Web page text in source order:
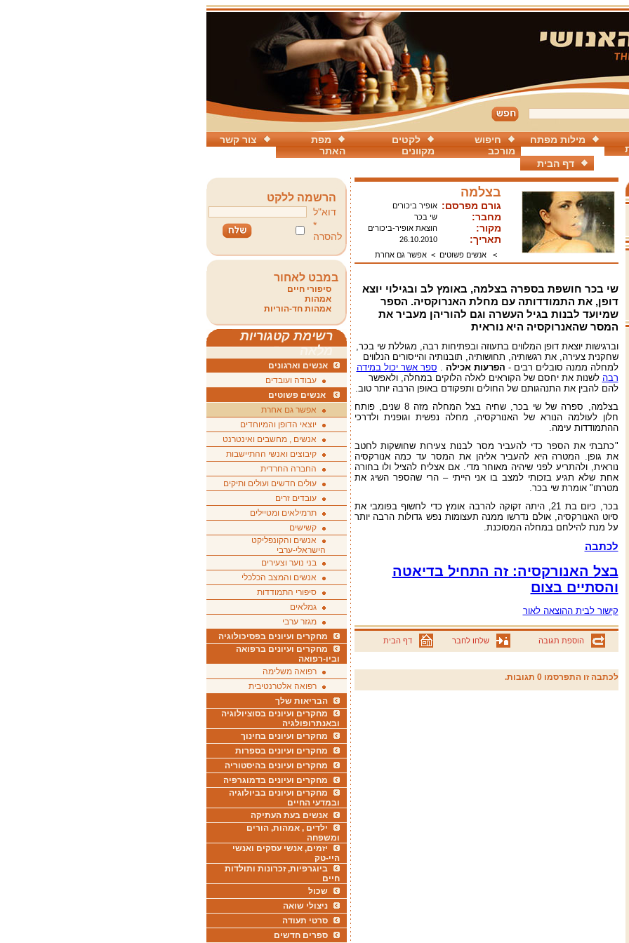
צור קשר
מפת
האתר
לקטים
מקוונים
חיפוש
מורכב
מילות מפתח
דף הבית
בצלמה
גורם מפרסם: אופיר ביכורים
מחבר: שי בכר
מקור: הוצאת אופיר-ביכורים
תאריך:
26.10.2010
>
אנשים פשוטים >אפשר גם אחרת
שי בכר חושפת בספרה בצלמה, באומץ לב ובגילוי יוצא
דופן, את התמודדותה עם מחלת האנרוקסיה. הספר
שמיועד לבנות בגיל העשרה וגם להוריהן מעביר את
המסר שהאנרוקסיה היא נוראית
וברגישות יוצאת דופן המלווים בתעוזה ובפתיחות רבה, מגוללת שי בכר,
שחקנית צעירה, את רגשותיה, תחושותיה, תובנותיה והייסורים הנלווים
למחלה ממנה סובלים רבים - הפרעות אכילה . ספר אשר יכול במידה
רבה לשנות את יחסם של הקוראים לאלה הלוקים במחלה, ולאפשר
להם להבין את התנהגותם של החולים ותפקודם באופן הרבה יותר טוב.
בצלמה, ספרה של שי בכר, שחיה בצל המחלה מזה 8 שנים, פותח
חלון לעולמה הנורא של האנורקסיה, מחלה נפשית וגופנית ולדרכי
ההתמודדות עימה.
"כתבתי את הספר כדי להעביר מסר לבנות צעירות שחושקות לחטב
את גופן. המטרה היא להעביר אליהן את המסר עד כמה אנורקסיה
נוראית, ולהתריע לפני שיהיה מאוחר מדי. אם אצליח להציל ולו בחורה
אחת שלא תגיע בזכותי למצב בו אני הייתי – הרי שהספר השיג את
מטרתו" אומרת שי בכר.
בכר, כיום בת 21, היתה זקוקה להרבה אומץ כדי לחשוף בפומבי את
סיוט האנורקסיה,אולם נדרשו ממנה תעצומות נפש גדולות הרבה יותר
על מנת להילחם במחלה המסוכנת.
לכתבה
בצל האנורקסיה: זה התחיל בדיאטה
והסתיים בצום
קישור לבית ההוצאה לאור
הוספת תגובה שלחו לחבר דף הבית
לכתבה זו התפרסמו 0 תגובות.
הרשמה ללקט
דוא"ל
*
להסרה
במבט לאחור
סיפורי חיים
אמהות
אמהות חד-הוריות
רשימת קטגוריות
מלאה
אנשים וארגונים
עבודה ועובדים
אנשים פשוטים
אפשר גם אחרת
יוצאי הדופן והמיוחדים
אנשים , מחשבים ואינטרנט
קיבוצים ואנשי ההתיישבות
החברה החרדית
עולים חדשים ועולים ותיקים
עובדים זרים
תרמילאים ומטיילים
קשישים
אנשים והקונפליקט
הישראלי-ערבי
בני נוער וצעירים
אנשים והמצב הכלכלי
סיפורי התמודדות
גמלאים
מגזר ערבי
מחקרים ועיונים בפסיכולוגיה
מחקרים ועיונים ברפואה
וביו-רפואה
רפואה משלימה
רפואה אלטרנטיבית
הבריאות שלך
מחקרים ועיונים בסוציולוגיה
ובאנתרופולגיה
מחקרים ועיונים בחינוך
מחקרים ועיונים בספרות
מחקרים ועיונים בהיסטוריה
מחקרים ועיונים בדמוגרפיה
מחקרים ועיונים בביולוגיה
ובמדעי החיים
אנשים בעת העתיקה
ילדים , אמהות, הורים
ומשפחה
יזמים, אנשי עסקים ואנשי
היי-טק
ביוגרפיות, זכרונות ותולדות
חיים
שכול
ניצולי שואה
סרטי תעודה
ספרים חדשים